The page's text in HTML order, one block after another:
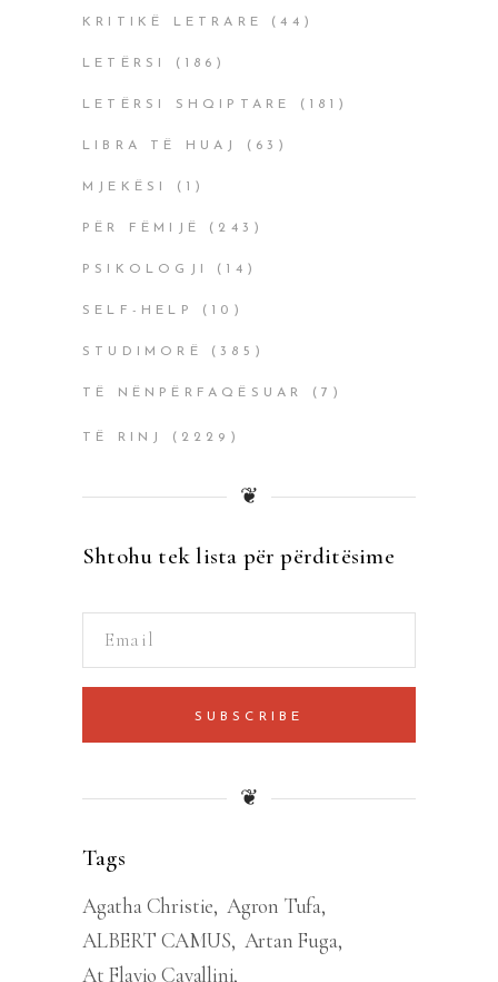
KRITIKË LETRARE (44)
LETËRSI (186)
LETËRSI SHQIPTARE (181)
LIBRA TË HUAJ (63)
MJEKËSI (1)
PËR FËMIJË (243)
PSIKOLOGJI (14)
SELF-HELP (10)
STUDIMORË (385)
TË NËNPËRFAQËSUAR (7)
TË RINJ (2229)
❦
Shtohu tek lista për përditësime
SUBSCRIBE
❦
Tags
Agatha Christie Agron Tufa
ALBERT CAMUS Artan Fuga
At Flavio Cavallini